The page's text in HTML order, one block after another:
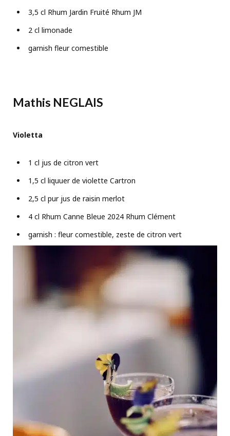
3,5 cl Rhum Jardin Fruité Rhum JM
2 cl limonade
garnish fleur comestible
Mathis NEGLAIS
Violetta
1 cl jus de citron vert
1,5 cl liquuer de violette Cartron
2,5 cl pur jus de raisin merlot
4 cl Rhum Canne Bleue 2024 Rhum Clément
garnish : fleur comestible, zeste de citron vert